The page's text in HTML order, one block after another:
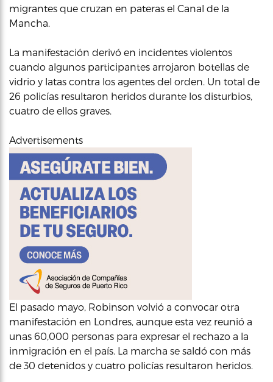
migrantes que cruzan en pateras el Canal de la
Mancha.
La manifestación derivó en incidentes violentos
cuando algunos participantes arrojaron botellas de
vidrio y latas contra los agentes del orden. Un total de
26 policías resultaron heridos durante los disturbios,
cuatro de ellos graves.
Advertisements
El pasado mayo, Robinson volvió a convocar otra
manifestación en Londres, aunque esta vez reunió a
unas 60,000 personas para expresar el rechazo a la
inmigración en el país. La marcha se saldó con más
de 30 detenidos y cuatro policías resultaron heridos.